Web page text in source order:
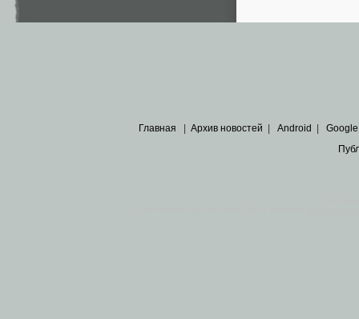
Главная Архив новостей Android Google